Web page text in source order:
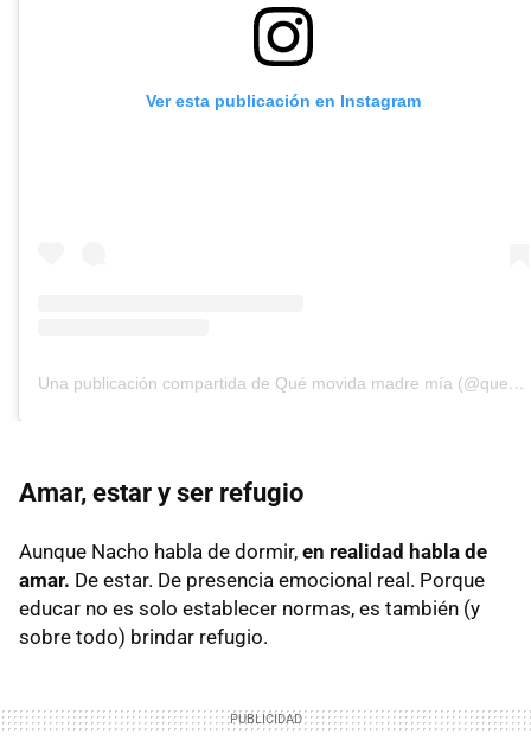
Ver esta publicación en Instagram
Una publicación compartida de Qué movida madre mía (@quemovidamadremia)
Amar, estar y ser refugio
Aunque Nacho habla de dormir, en realidad habla de
amar. De estar. De presencia emocional real. Porque
educar no es solo establecer normas, es también (y
sobre todo) brindar refugio.